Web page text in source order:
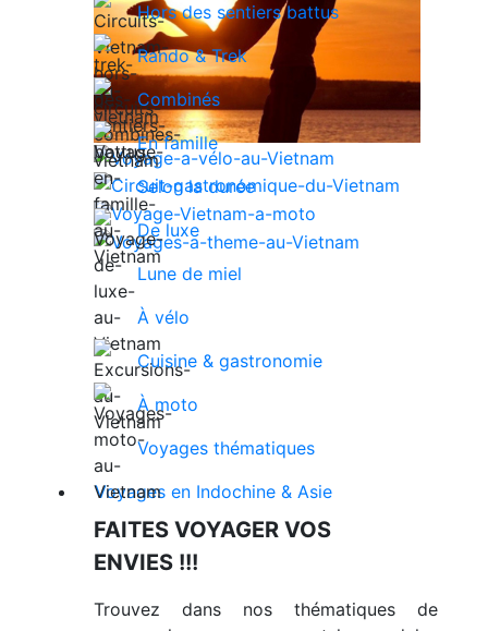
Hors des sentiers battus
Rando & Trek
Combinés
En famille
Selon la durée
De luxe
Lune de miel
À vélo
Cuisine & gastronomie
À moto
Voyages thématiques
Voyages en Indochine & Asie
FAITES VOYAGER VOS
ENVIES !!!
Trouvez dans nos thématiques de